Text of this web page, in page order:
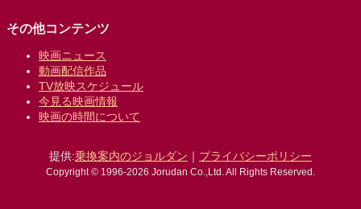
その他コンテンツ
映画ニュース
動画配信作品
TV放映スケジュール
今見る映画情報
映画の時間について
提供:乗換案内のジョルダン ｜ プライバシーポリシー
Copyright © 1996-2026 Jorudan Co.,Ltd. All Rights Reserved.